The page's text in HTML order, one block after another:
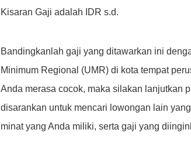
Kisaran Gaji adalah IDR s.d.
Bandingkanlah gaji yang ditawarkan ini
Minimum Regional (UMR) di kota tempat
Anda merasa cocok, maka silakan lanjutkan
disarankan untuk mencari lowongan lain
minat yang Anda miliki, serta gaji yang